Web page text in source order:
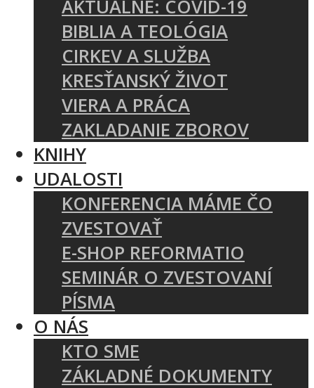
AKTUÁLNE: COVID-19
BIBLIA A TEOLÓGIA
CIRKEV A SLUŽBA
KRESŤANSKÝ ŽIVOT
VIERA A PRÁCA
ZAKLADANIE ZBOROV
KNIHY
UDALOSTI
KONFERENCIA MÁME ČO
ZVESTOVAŤ
E-SHOP REFORMATIO
SEMINÁR O ZVESTOVANÍ
PÍSMA
O NÁS
KTO SME
ZÁKLADNÉ DOKUMENTY